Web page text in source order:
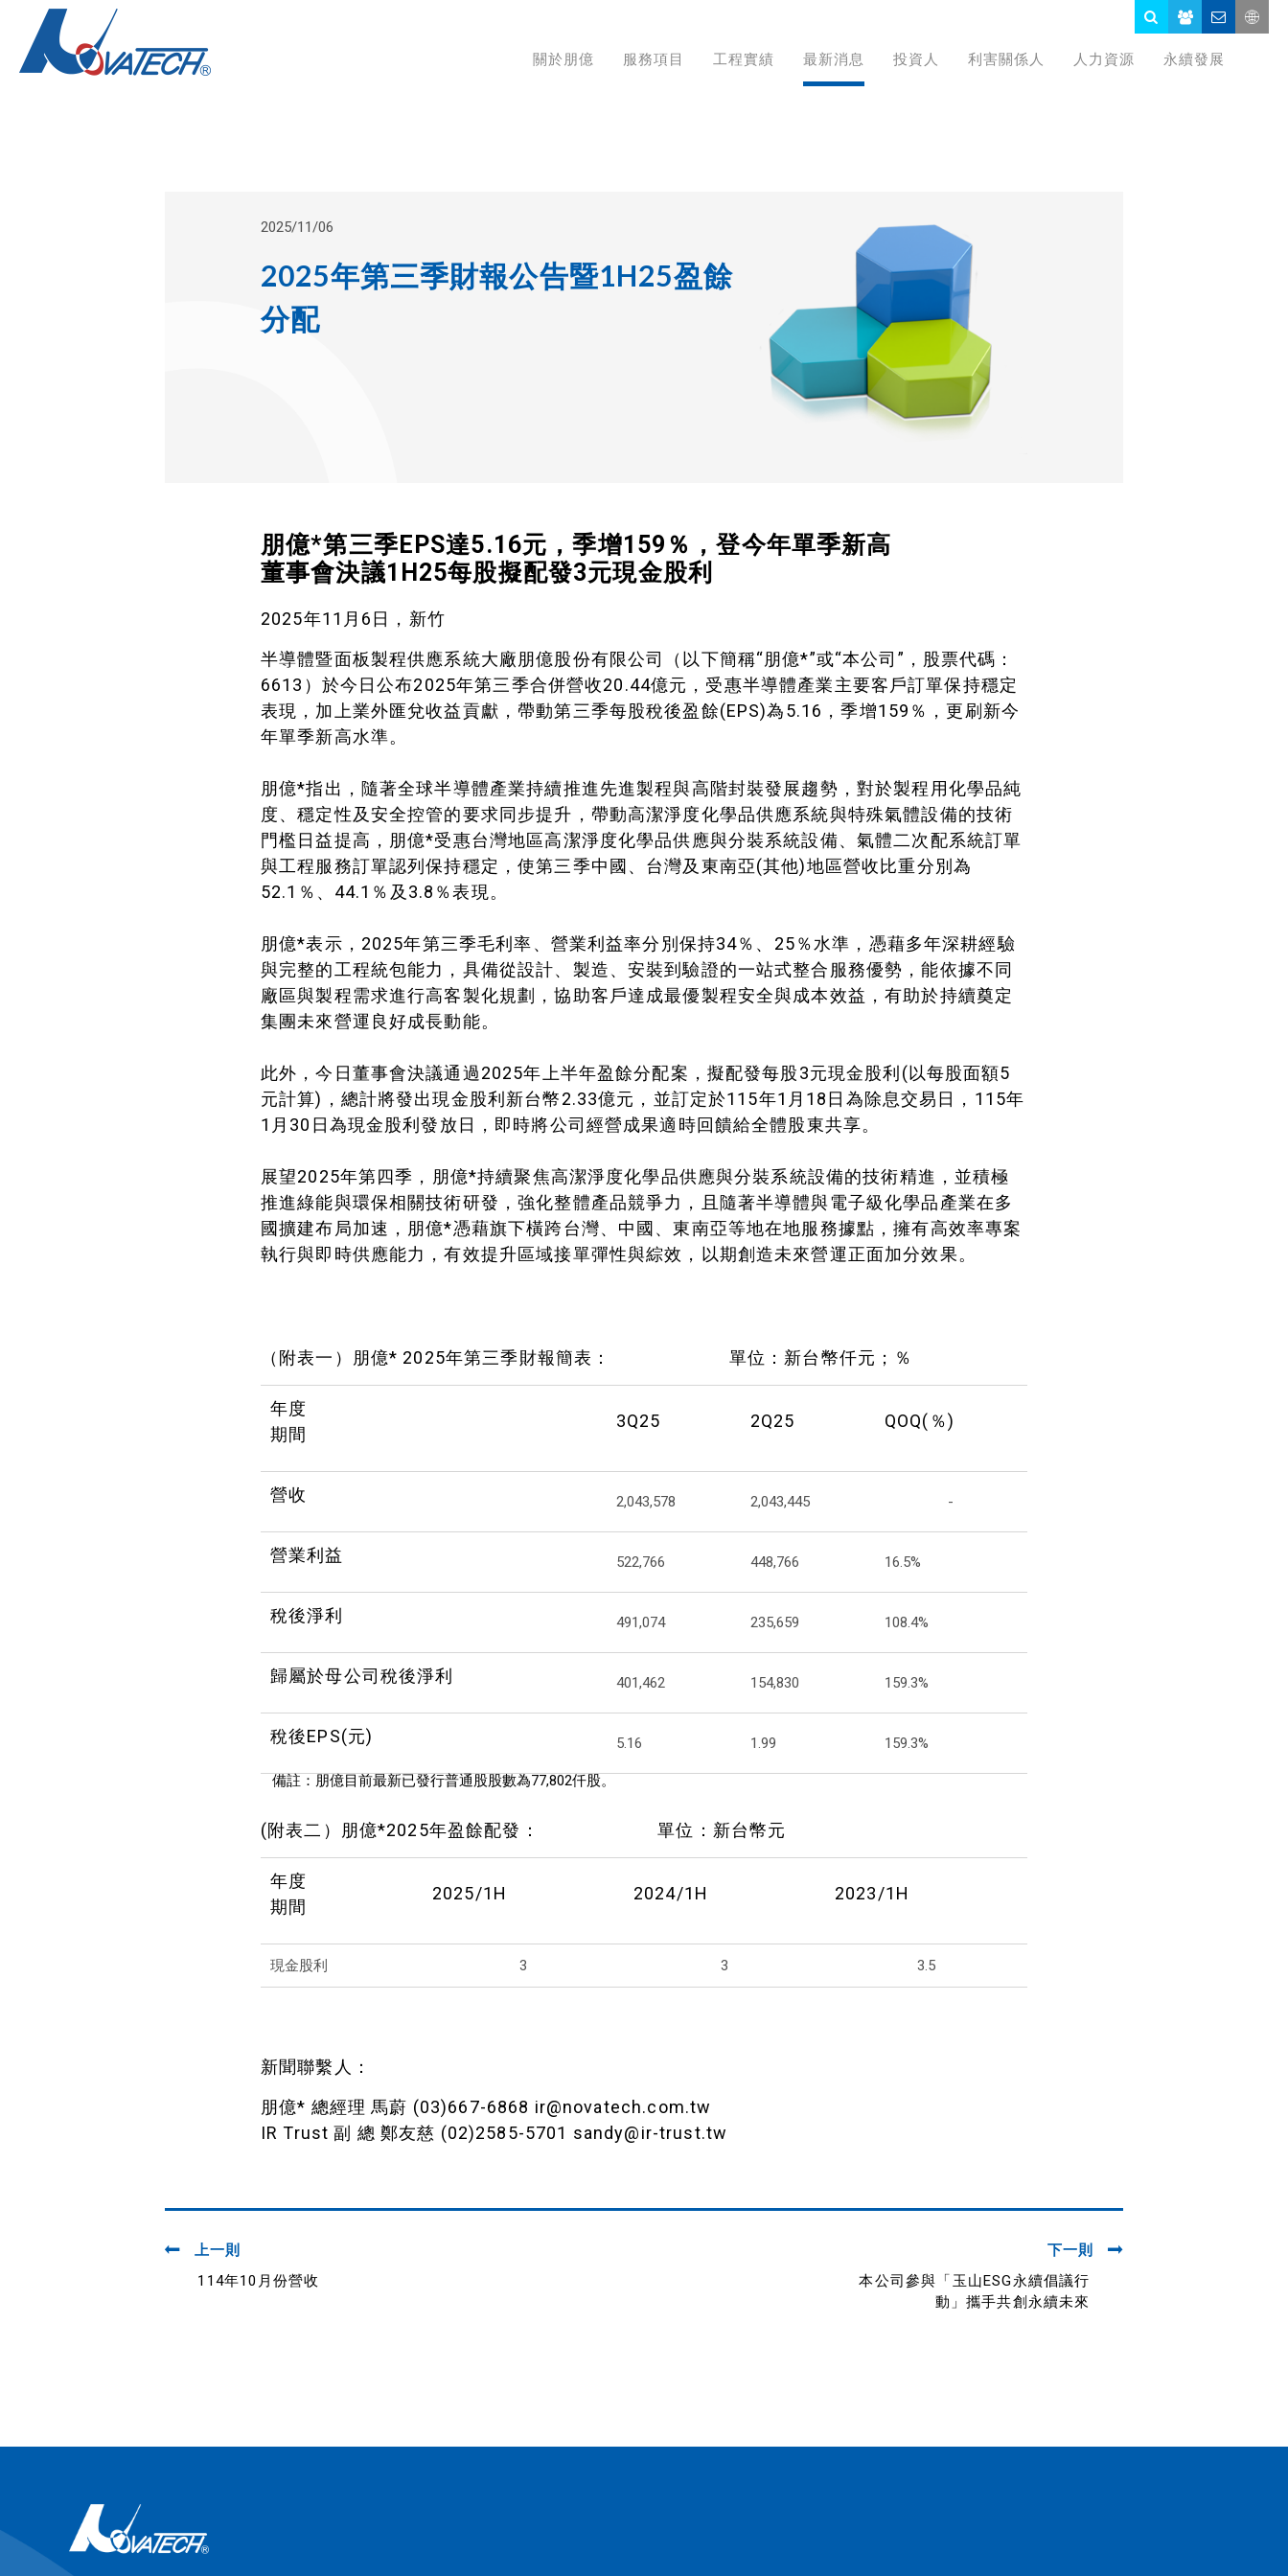
關於朋億 服務項目 工程實績 最新消息 投資人 利害關係人 人力資源 永續發展
2025/11/06
2025年第三季財報公告暨1H25盈餘
分配
朋億*第三季EPS達5.16元，季增159％，登今年單季新高
董事會決議1H25每股擬配發3元現金股利
2025年11月6日，新竹
半導體暨面板製程供應系統大廠朋億股份有限公司（以下簡稱“朋億*”或“本公司”，股票代碼：
6613）於今日公布2025年第三季合併營收20.44億元，受惠半導體產業主要客戶訂單保持穩定
表現，加上業外匯兌收益貢獻，帶動第三季每股稅後盈餘(EPS)為5.16，季增159％，更刷新今
年單季新高水準。
朋億*指出，隨著全球半導體產業持續推進先進製程與高階封裝發展趨勢，對於製程用化學品純
度、穩定性及安全控管的要求同步提升，帶動高潔淨度化學品供應系統與特殊氣體設備的技術
門檻日益提高，朋億*受惠台灣地區高潔淨度化學品供應與分裝系統設備、氣體二次配系統訂單
與工程服務訂單認列保持穩定，使第三季中國、台灣及東南亞(其他)地區營收比重分別為
52.1％、44.1％及3.8％表現。
朋億*表示，2025年第三季毛利率、營業利益率分別保持34％、25％水準，憑藉多年深耕經驗
與完整的工程統包能力，具備從設計、製造、安裝到驗證的一站式整合服務優勢，能依據不同
廠區與製程需求進行高客製化規劃，協助客戶達成最優製程安全與成本效益，有助於持續奠定
集團未來營運良好成長動能。
此外，今日董事會決議通過2025年上半年盈餘分配案，擬配發每股3元現金股利(以每股面額5
元計算)，總計將發出現金股利新台幣2.33億元，並訂定於115年1月18日為除息交易日，115年
1月30日為現金股利發放日，即時將公司經營成果適時回饋給全體股東共享。
展望2025年第四季，朋億*持續聚焦高潔淨度化學品供應與分裝系統設備的技術精進，並積極
推進綠能與環保相關技術研發，強化整體產品競爭力，且隨著半導體與電子級化學品產業在多
國擴建布局加速，朋億*憑藉旗下橫跨台灣、中國、東南亞等地在地服務據點，擁有高效率專案
執行與即時供應能力，有效提升區域接單彈性與綜效，以期創造未來營運正面加分效果。
（附表一）朋億* 2025年第三季財報簡表： 單位：新台幣仟元；％
年度
期間
3Q25 2Q25 QOQ(％)
營收 2,043,578 2,043,445 -
營業利益 522,766 448,766 16.5%
稅後淨利 491,074 235,659 108.4%
歸屬於母公司稅後淨利 401,462 154,830 159.3%
稅後EPS(元) 5.16 1.99 159.3%
備註：朋億目前最新已發行普通股股數為77,802仟股。
(附表二）朋億*2025年盈餘配發： 單位：新台幣元
年度
期間
2025/1H 2024/1H 2023/1H
現金股利 3 3 3.5
新聞聯繫人：
朋億* 總經理 馬蔚 (03)667-6868 ir@novatech.com.tw
IR Trust 副 總 鄭友慈 (02)2585-5701 sandy@ir-trust.tw
上一則
114年10月份營收
下一則
本公司參與「玉山ESG永續倡議行
動」攜手共創永續未來